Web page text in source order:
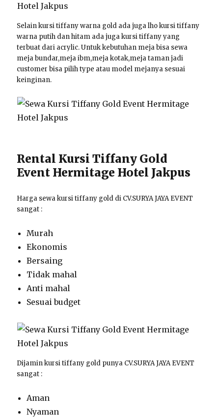
Selain kursi tiffany warna gold ada juga lho kursi tiffany
warna putih dan hitam ada juga kursi tiffany yang
terbuat dari acrylic. Untuk kebutuhan meja bisa sewa
meja bundar,meja ibm,meja kotak,meja taman jadi
customer bisa pilih type atau model mejanya sesuai
keinginan.
Rental Kursi Tiffany Gold
Event Hermitage Hotel Jakpus
Harga sewa kursi tiffany gold di CV.SURYA JAYA EVENT
sangat :
Murah
Ekonomis
Bersaing
Tidak mahal
Anti mahal
Sesuai budget
Dijamin kursi tiffany gold punya CV.SURYA JAYA EVENT
sangat :
Aman
Nyaman